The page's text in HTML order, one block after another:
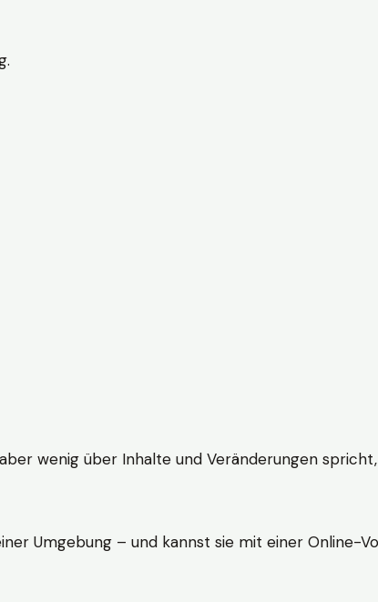
wenig über Inhalte und Veränderungen
Umgebung – und kannst sie mit einer Online-